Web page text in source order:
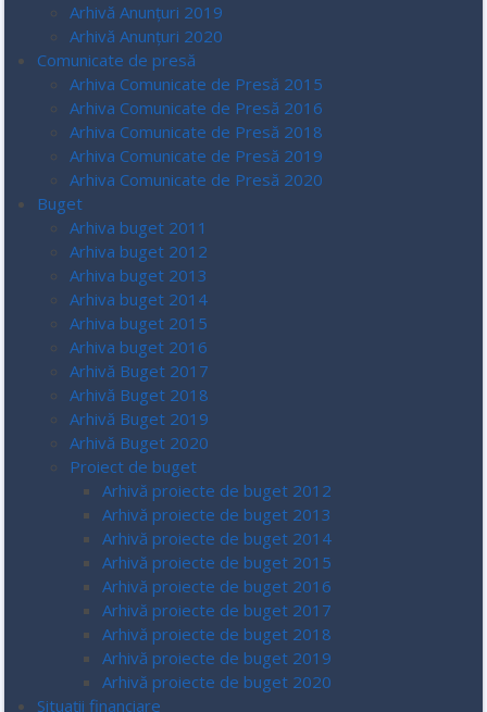
Arhivă Anunțuri 2019
Arhivă Anunțuri 2020
Comunicate de presă
Arhiva Comunicate de Presă 2015
Arhiva Comunicate de Presă 2016
Arhiva Comunicate de Presă 2018
Arhiva Comunicate de Presă 2019
Arhiva Comunicate de Presă 2020
Buget
Arhiva buget 2011
Arhiva buget 2012
Arhiva buget 2013
Arhiva buget 2014
Arhiva buget 2015
Arhiva buget 2016
Arhivă Buget 2017
Arhivă Buget 2018
Arhivă Buget 2019
Arhivă Buget 2020
Proiect de buget
Arhivă proiecte de buget 2012
Arhivă proiecte de buget 2013
Arhivă proiecte de buget 2014
Arhivă proiecte de buget 2015
Arhivă proiecte de buget 2016
Arhivă proiecte de buget 2017
Arhivă proiecte de buget 2018
Arhivă proiecte de buget 2019
Arhivă proiecte de buget 2020
Situații financiare